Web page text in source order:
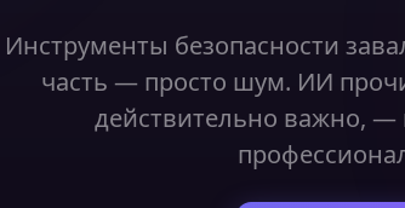
Инструменты безопасности
часть — просто шум. ИИ
действительно важно,